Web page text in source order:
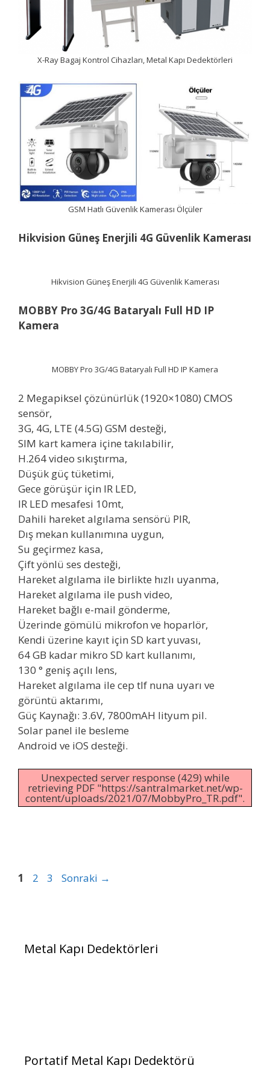
X-Ray Bagaj Kontrol Cihazları, Metal Kapı Dedektörleri
GSM Hatlı Güvenlik Kamerası Ölçüler
Hikvision Güneş Enerjili 4G Güvenlik Kamerası
Hikvision Güneş Enerjili 4G Güvenlik Kamerası
MOBBY Pro 3G/4G Bataryalı Full HD IP
Kamera
MOBBY Pro 3G/4G Bataryalı Full HD IP Kamera
2 Megapiksel çözünürlük (1920×1080) CMOS
sensör,
3G, 4G, LTE (4.5G) GSM desteği,
SIM kart kamera içine takılabilir,
H.264 video sıkıştırma,
Düşük güç tüketimi,
Gece görüşür için IR LED,
IR LED mesafesi 10mt,
Dahili hareket algılama sensörü PIR,
Dış mekan kullanımına uygun,
Su geçirmez kasa,
Çift yönlü ses desteği,
Hareket algılama ile birlikte hızlı uyanma,
Hareket algılama ile push video,
Hareket bağlı e-mail gönderme,
Üzerinde gömülü mikrofon ve hoparlör,
Kendi üzerine kayıt için SD kart yuvası,
64 GB kadar mikro SD kart kullanımı,
130 ° geniş açılı lens,
Hareket algılama ile cep tlf nuna uyarı ve
görüntü aktarımı,
Güç Kaynağı: 3.6V, 7800mAH lityum pil.
Solar panel ile besleme
Android ve iOS desteği.
Unexpected server response (429) while
retrieving PDF "https://santralmarket.net/wp-
content/uploads/2021/07/MobbyPro_TR.pdf".
Sayfa
1 Sayfa
2 Sayfa
3 Sonraki →
Metal Kapı Dedektörleri
Portatif Metal Kapı Dedektörü